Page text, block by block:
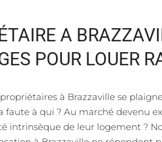
A
POUR LOUER
à Brazzaville se
faute à qui ? Au marché devenu
intrinsèque de leur logement ?